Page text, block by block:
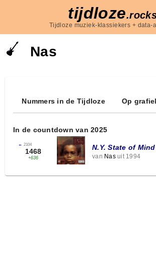
tijdloze
Tijdloze muziek-klassiekers + data-
Nas
Nummers in de Tijdloze Op
In de countdown van 2025
← 2104
1468
+636
N.Y. State of Mind
van Nasuit 1994